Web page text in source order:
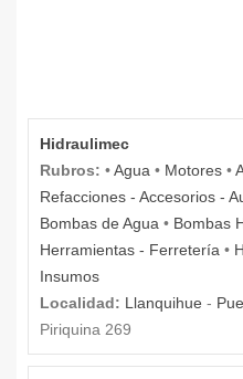
Hidraulimec
Rubros: •Agua • Motores •
Refacciones - Accesorios -
Bombas de Agua • Bombas
Herramientas - Ferretería •
Insumos
Localidad: Llanquihue -
Piriquina 269